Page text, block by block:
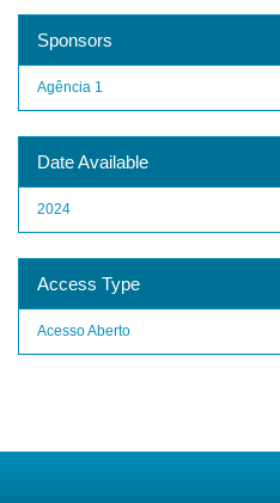
Sponsors
Agência 1
Date Available
2024
Access Type
Acesso Aberto